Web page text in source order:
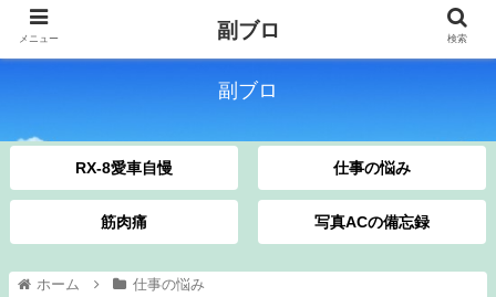
副ブロ
RX-8愛車自慢 仕事の悩み
筋肉痛 写真ACの備忘録
ホーム 仕事の悩み
メニュー 副ブロ 検索